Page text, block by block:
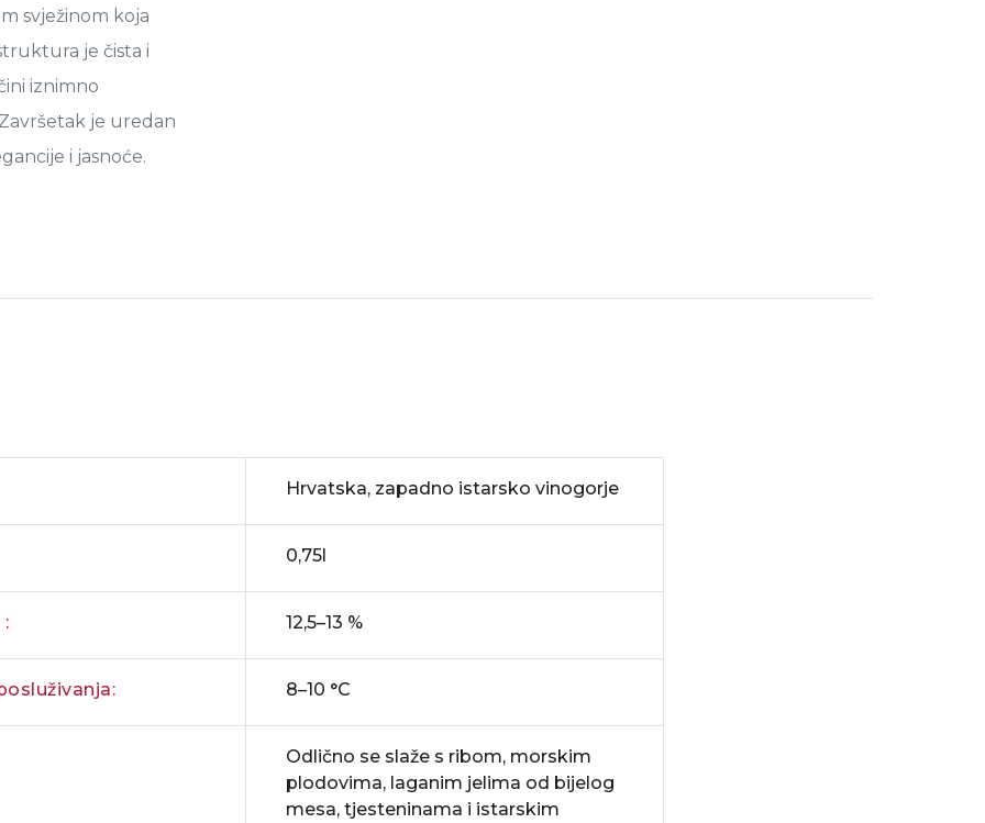
svježinom koja
je čista i
iznimno
je uredan
i jasnoće.
Hrvatska, zapadno istarsko vinogorje
0,75l
12,5–13 %
8–10 °C
Odlično se slaže s ribom, morskim
plodovima, laganim jelima od bijelog
mesa, tjesteninama i istarskim